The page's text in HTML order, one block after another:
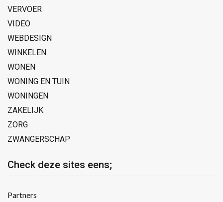
VERVOER
VIDEO
WEBDESIGN
WINKELEN
WONEN
WONING EN TUIN
WONINGEN
ZAKELIJK
ZORG
ZWANGERSCHAP
Check deze sites eens;
Partners